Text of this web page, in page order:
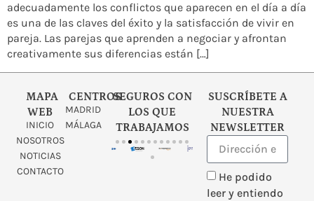
adecuadamente los conflictos que aparecen en el día a día
es una de las claves del éxito y la satisfacción de vivir en
pareja. Las parejas que aprenden a negociar y afrontan
creativamente sus diferencias están […]
MAPA
WEB
INICIO
NOSOTROS
NOTICIAS
CONTACTO
CENTROS
MADRID
MÁLAGA
SEGUROS CON
LOS QUE
TRABAJAMOS
SUSCRÍBETE A
NUESTRA
NEWSLETTER
He podido
leer y entiendo